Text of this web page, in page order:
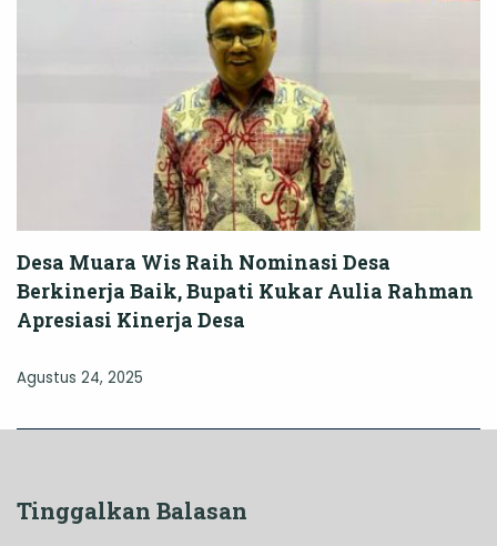
Desa Muara Wis Raih Nominasi Desa
Berkinerja Baik, Bupati Kukar Aulia Rahman
Apresiasi Kinerja Desa
Agustus 24, 2025
Tinggalkan Balasan